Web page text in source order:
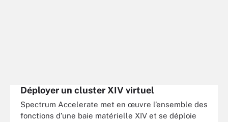
Déployer un cluster XIV virtuel
Spectrum Accelerate met en œuvre l’ensemble des
fonctions d’une baie matérielle XIV et se déploie